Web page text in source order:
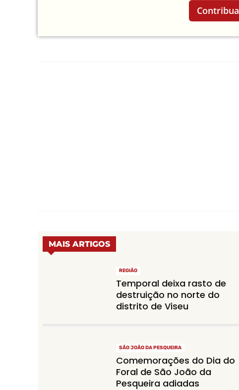
MAIS ARTIGOS
REGIÃO
Temporal deixa rasto de
destruição no norte do
distrito de Viseu
SÃO JOÃO DA PESQUEIRA
Comemorações do Dia do
Foral de São João da
Pesqueira adiadas